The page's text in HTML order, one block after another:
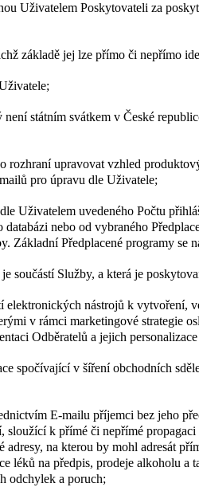
Uživatelem Poskytovateli za
základě jej lze přímo či nepřímo
státním svátkem v České
rozhraní upravovat vzhled
pro úpravu dle Uživatele;
Uživatelem uvedeného Počtu
nebo od vybraného
Základní Předplacené programy se
součástí Služby, a která je
elektronických nástrojů k vytvoření,
v rámci marketingové strategie
Odběratelů a jejich personalizace
spočívající v šíření obchodních
E-mailu příjemci bez jeho
sloužící k přímé či nepřímé
adresy, na kterou by mohl adresát
léků na předpis, prodeje alkoholu
odchylek a poruch;